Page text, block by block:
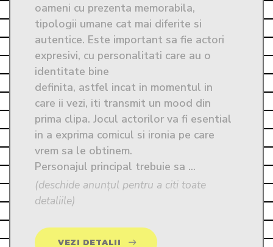
oameni cu prezenta memorabila,
tipologii umane cat mai diferite si
autentice. Este important sa fie actori
expresivi, cu personalitati care au o
identitate bine
definita, astfel incat in momentul in
care ii vezi, iti transmit un mood din
prima clipa. Jocul actorilor va fi esential
in a exprima comicul si ironia pe care
vrem sa le obtinem.
Personajul principal trebuie sa ...
(deschide anunțul pentru a citi toate
detaliile)
VEZI DETALII